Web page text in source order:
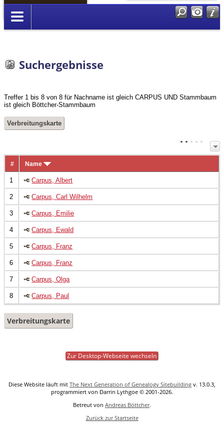
Anmelden
Suchergebnisse
Treffer 1 bis 8 von 8 für Nachname ist gleich CARPUS UND Stammbaum
ist gleich Böttcher-Stammbaum
Verbreitungskarte
# Name
1 Carpus, Albert
2 Carpus, Carl Wilhelm
3 Carpus, Emilie
4 Carpus, Ewald
5 Carpus, Franz
6 Carpus, Franz
7 Carpus, Olga
8 Carpus, Paul
Verbreitungskarte
Zur Desktop-Webseite wechseln
Diese Website läuft mit The Next Generation of Genealogy Sitebuilding v. 13.0.3,
programmiert von Darrin Lythgoe © 2001-2026.
Betreut von Andreas Böttcher.
Zurück zur Startseite